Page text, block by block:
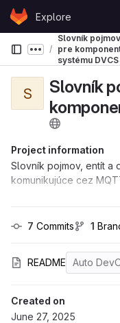
Skip to content
GitLabExplore
Show more
Slovník
pre
systému DVCS
S
Slovník
Project information
Slovník pojmov, entít a
komunikujúce cez
7 Commits 1
README Auto
Created on
June 27, 2025